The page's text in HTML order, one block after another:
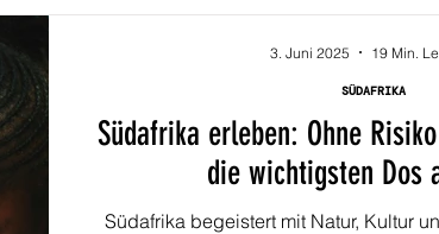
Südafrika erleben: Ohne
die wichtigsten Dos
Südafrika begeistert mit Natur, Kultur
SÜDAFRIKA
3. Juni 2025 19 Min.